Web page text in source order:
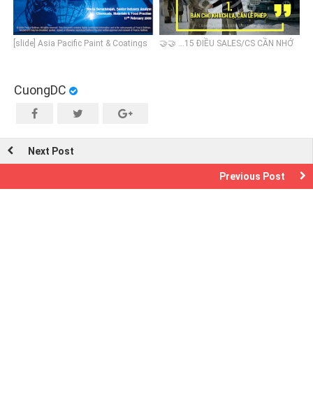
[slide] Asia Pacific Paint & Coatings
🤝🤝 ...15 ĐIỀU SALES/CS CẦN NHỚ
CuongDC
Next Post
Previous Post